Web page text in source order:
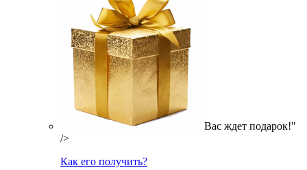
Вас ждет подарок!"
/>
Как его получить?